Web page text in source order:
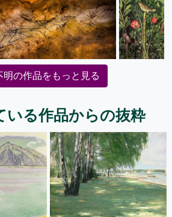
明の作品をもっと見る
いる作品からの抜粋